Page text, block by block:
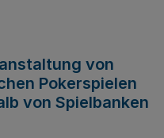
von
Pokerspielen
von Spielbanken